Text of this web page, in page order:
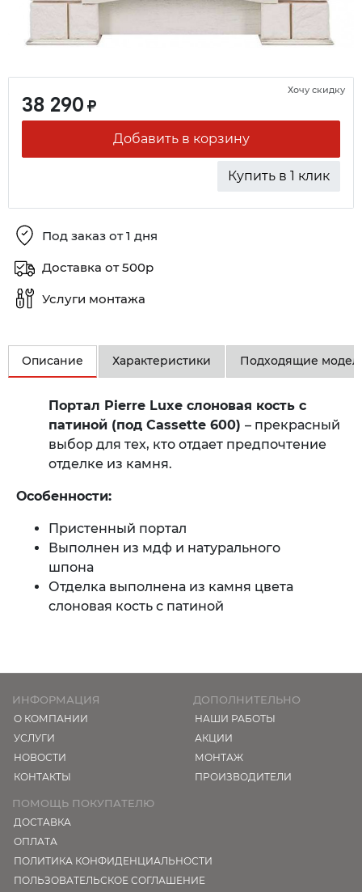
38 290 ₽
Добавить в корзину
Купить в 1 клик
Хочу скидку
Под заказ от 1 дня
Доставка от 500р
Услуги монтажа
Описание Характеристики Подходящие
Портал Pierre Luxe слоновая кость с
патиной (под Cassette 600) – прекрасный
выбор для тех, кто отдает предпочтение
отделке из камня.
Особенности:
Пристенный портал
Выполнен из мдф и натурального
шпона
Отделка выполнена из камня цвета
слоновая кость с патиной
ИНФОРМАЦИЯ
О КОМПАНИИ
УСЛУГИ
НОВОСТИ
КОНТАКТЫ
ДОПОЛНИТЕЛЬНО
НАШИ РАБОТЫ
АКЦИИ
МОНТАЖ
ПРОИЗВОДИТЕЛИ
ПОМОЩЬ ПОКУПАТЕЛЮ
ДОСТАВКА
ОПЛАТА
ПОЛИТИКА КОНФИДЕНЦИАЛЬНОСТИ
ПОЛЬЗОВАТЕЛЬСКОЕ СОГЛАШЕНИЕ